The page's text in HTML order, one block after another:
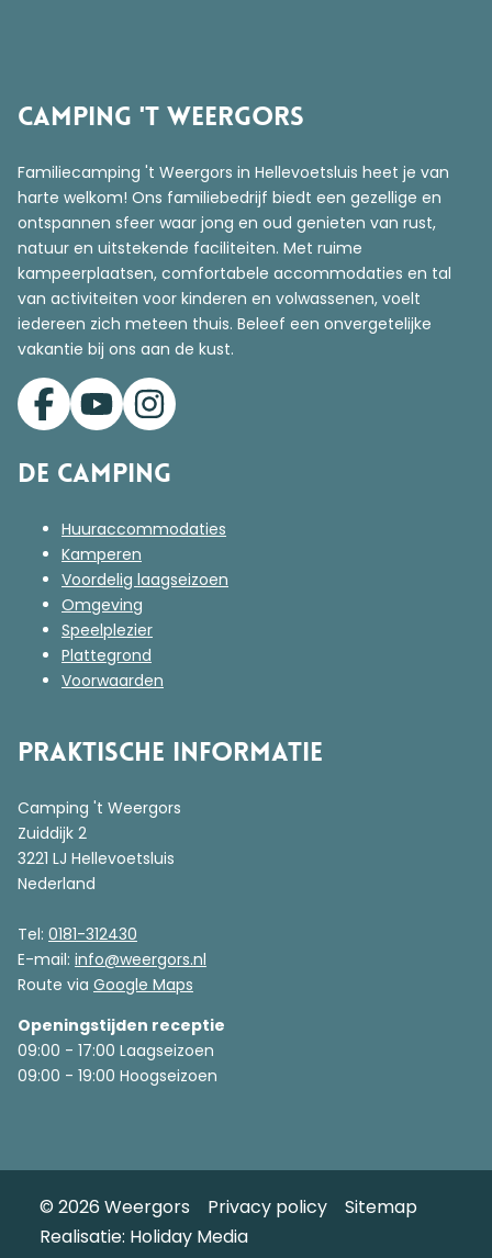
Camping 't Weergors
Familiecamping 't Weergors in Hellevoetsluis heet je van
harte welkom! Ons familiebedrijf biedt een gezellige en
ontspannen sfeer waar jong en oud genieten van rust,
natuur en uitstekende faciliteiten. Met ruime
kampeerplaatsen, comfortabele accommodaties en tal
van activiteiten voor kinderen en volwassenen, voelt
iedereen zich meteen thuis. Beleef een onvergetelijke
vakantie bij ons aan de kust.
De Camping
Huuraccommodaties
Kamperen
Voordelig laagseizoen
Omgeving
Speelplezier
Plattegrond
Voorwaarden
Praktische informatie
Camping 't Weergors
Zuiddijk 2
3221 LJ Hellevoetsluis
Nederland
Tel: 0181-312430
E-mail: info@weergors.nl
Route via Google Maps
Openingstijden receptie
09:00 - 17:00 Laagseizoen
09:00 - 19:00 Hoogseizoen
© 2026 Weergors Privacy policy
Sitemap
Realisatie: Holiday Media